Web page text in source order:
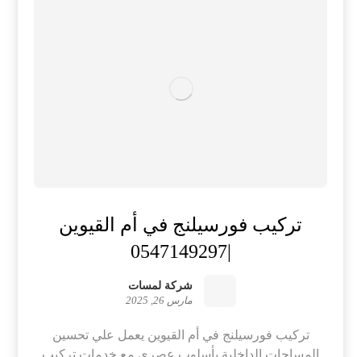
تركيب فورسيلنج في أم القيوين
|0547149297
شركة لمسات
مارس 26, 2025
تركيب فورسيلنج في أم القيوين يعمل علي تحسين
المساحات الداخلية بأسلوب عصري مع خدمات تركيب